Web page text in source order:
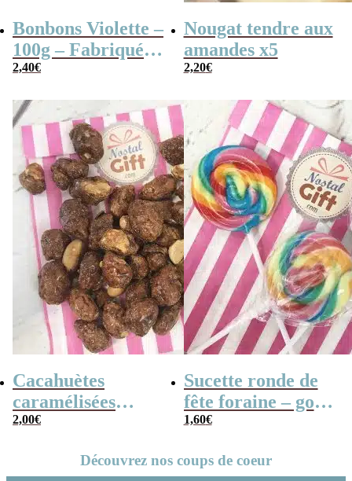
Bonbons Violette –
100g – Fabriqués
en France
2,40€
Nougat tendre aux
amandes x5
2,20€
Cacahuètes
caramélisées
(chouchou) – 100g
2,00€
Sucette ronde de
fête foraine – goût
fruit x3 – 14cm
1,60€
Découvrez nos coups de coeur